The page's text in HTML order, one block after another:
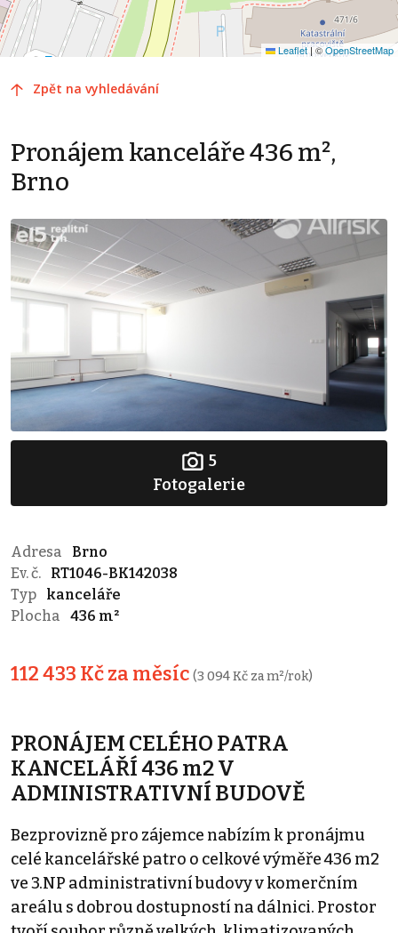
Leaflet |©OpenStreetMap
Zpět na vyhledávání
Pronájem kanceláře 436 m²,
Brno
5
Fotogalerie
Adresa
Brno
Ev. č.
RT1046-BK142038
Typ
kanceláře
Plocha
436 m²
112 433 Kč za měsíc (3 094 Kč za m²/rok)
PRONÁJEM CELÉHO PATRA
KANCELÁŘÍ 436 m2 V
ADMINISTRATIVNÍ BUDOVĚ
Bezprovizně pro zájemce nabízím k pronájmu
celé kancelářské patro o celkové výměře 436 m2
ve 3.NP administrativní budovy v komerčním
areálu s dobrou dostupností na dálnici. Prostor